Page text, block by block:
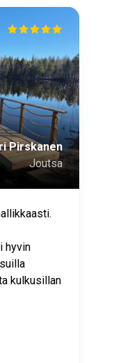
Pirskanen
Joutsa
hyvin
kulkusillan